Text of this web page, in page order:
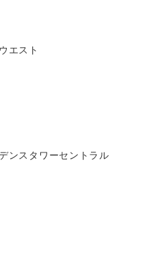
エスト
ンスタワーセントラル